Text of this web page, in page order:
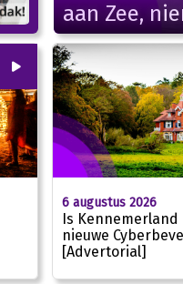
aan Zee,
00 00
6 augustus 2026
Is
nieuwe
[Advertorial]